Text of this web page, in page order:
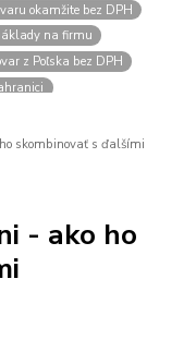
okamžite bez DPH
na firmu
z Poľska bez DPH
dph
doplnky
Plyšové koberce
skombinovať s ďalšími
- ako ho